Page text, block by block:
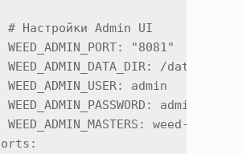
# Настройки Admin UI
WEED_ADMIN_PORT: "8081"
WEED_ADMIN_DATA_DIR: /data
WEED_ADMIN_USER: admin
WEED_ADMIN_PASSWORD: admin    #
WEED_ADMIN_MASTERS: weed-